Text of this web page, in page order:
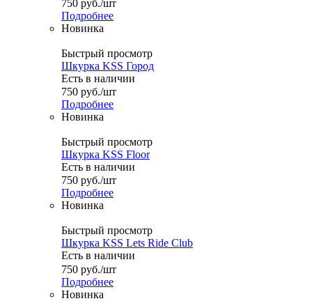
750 руб./шт
Подробнее
Новинка
Быстрый просмотр
Шкурка KSS Город
Есть в наличии
750 руб./шт
Подробнее
Новинка
Быстрый просмотр
Шкурка KSS Floor
Есть в наличии
750 руб./шт
Подробнее
Новинка
Быстрый просмотр
Шкурка KSS Lets Ride Club
Есть в наличии
750 руб./шт
Подробнее
Новинка